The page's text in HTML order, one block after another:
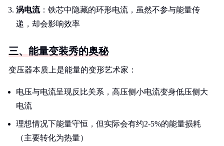
涡电流：铁芯中隐藏的环形电流，虽然不参与能量传
递，却会影响效率
三、能量变装秀的奥秘
变压器本质上是能量的变形艺术家：
电压与电流呈现反比关系，高压侧小电流变身低压侧大
电流
理想情况下能量守恒，但实际会有约2-5%的能量损耗
（主要转化为热量）